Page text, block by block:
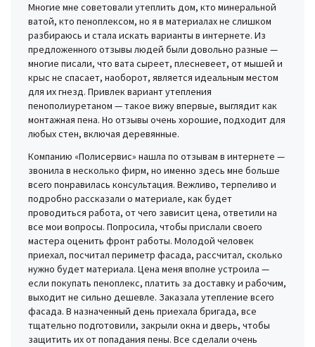
Многие мне советовали утеплить дом, кто минеральной
ватой, кто пеноплексом, но я в материалах не слишком
разбираюсь и стала искать варианты в интернете. Из
предложенного отзывы людей были довольно разные —
многие писали, что вата сыреет, плесневеет, от мышей и
крыс не спасает, наоборот, является идеальным местом
для их гнезд. Привлек вариант утепления
пенополиуретаном — такое вижу впервые, выглядит как
монтажная пена. Но отзывы очень хорошие, подходит для
любых стен, включая деревянные.
Компанию «Полисервис» нашла по отзывам в интернете —
звонила в несколько фирм, но именно здесь мне больше
всего понравилась консультация. Вежливо, терпеливо и
подробно рассказали о материале, как будет
проводиться работа, от чего зависит цена, ответили на
все мои вопросы. Попросила, чтобы прислали своего
мастера оценить фронт работы. Молодой человек
приехал, посчитал периметр фасада, рассчитал, сколько
нужно будет материала. Цена меня вполне устроила —
если покупать пеноплекс, платить за доставку и рабочим,
выходит не сильно дешевле. Заказала утепление всего
фасада. В назначенный день приехала бригада, все
тщательно подготовили, закрыли окна и дверь, чтобы
защитить их от попадания пены. Все сделали очень